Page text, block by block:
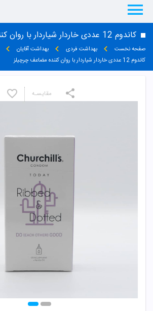
کاندوم 12 عددی خاردار شیاردار با روان کننده مضاعف چرچیلز
صفحه نخست بهداشت فردی بهداشت آقایان
کاندوم 12 عددی خاردار شیاردار با روان کننده مضاعف چرچیلز
مقایسـه